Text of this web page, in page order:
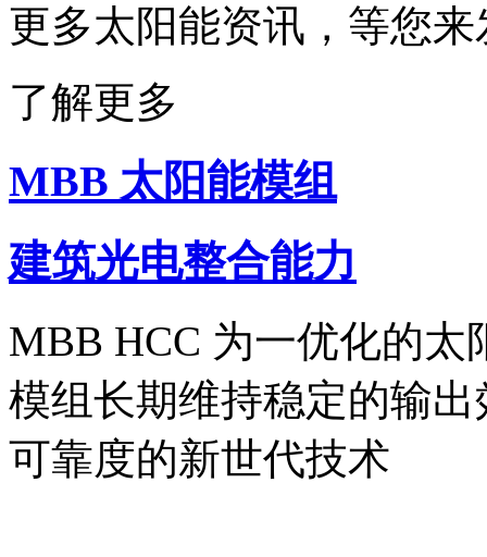
更多太阳能资讯，等您
了解更多
MBB 太阳能模组
建筑光电整合能力
MBB HCC 为一优化的太
模组长期维持稳定的输出
可靠度的新世代技术